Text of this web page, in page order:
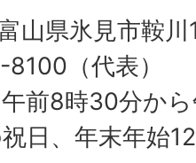
県氷見市鞍川
（代表）
前8時30分か
祝日、年末年始